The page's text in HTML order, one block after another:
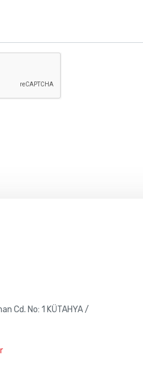
Cd. No: 1 KÜTAHYA /